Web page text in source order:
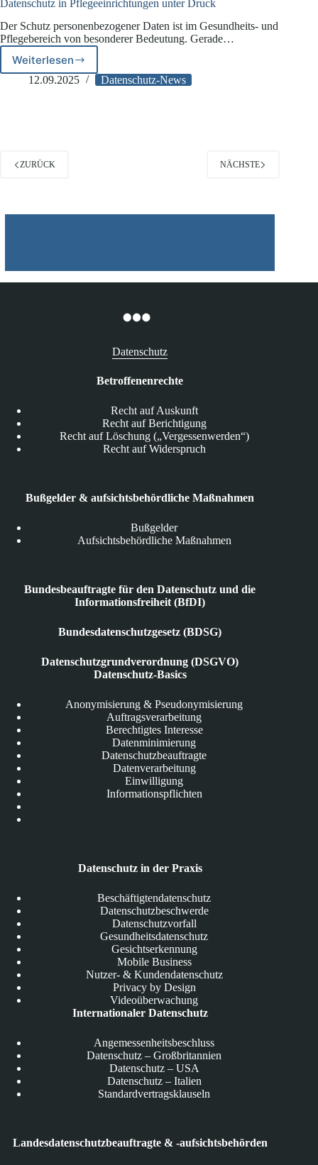
Datenschutz in Pflegeeinrichtungen unter Druck
Der Schutz personenbezogener Daten ist im Gesundheits- und
Pflegebereich von besonderer Bedeutung. Gerade…
WeiterlesenDatenschutz
in
12.09.2025 Datenschutz-News
ZURÜCK NÄCHSTE
Datenschutz
Betroffenenrechte
Recht auf Auskunft
Recht auf Berichtigung
Recht auf Löschung („Vergessenwerden“)
Recht auf Widerspruch
Bußgelder & aufsichtsbehördliche Maßnahmen
Bußgelder
Aufsichtsbehördliche Maßnahmen
Bundesbeauftragte für den Datenschutz und die
Informationsfreiheit (BfDI)
Bundesdatenschutzgesetz (BDSG)
Datenschutzgrundverordnung (DSGVO)
Datenschutz-Basics
Anonymisierung & Pseudonymisierung
Auftragsverarbeitung
Berechtigtes Interesse
Datenminimierung
Datenschutzbeauftragte
Datenverarbeitung
Einwilligung
Informationspflichten
Datenschutz in der Praxis
Beschäftigtendatenschutz
Datenschutzbeschwerde
Datenschutzvorfall
Gesundheitsdatenschutz
Gesichtserkennung
Mobile Business
Nutzer- & Kundendatenschutz
Privacy by Design
Videoüberwachung
Internationaler Datenschutz
Angemessenheitsbeschluss
Datenschutz – Großbritannien
Datenschutz – USA
Datenschutz – Italien
Standardvertragsklauseln
Landesdatenschutzbeauftragte & -aufsichtsbehörden